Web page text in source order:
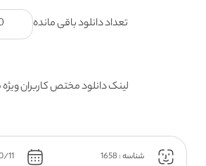
تعداد دانلود باقی مانده
لینک دانلود مختص کاربران ویژه
شناسه : 1658 2017/10/11